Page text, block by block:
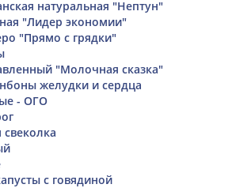
натуральная "Нептун"
"Лидер экономии"
"Прямо с грядки"
"Молочная сказка"
желудки и сердца
- ОГО
с говядиной